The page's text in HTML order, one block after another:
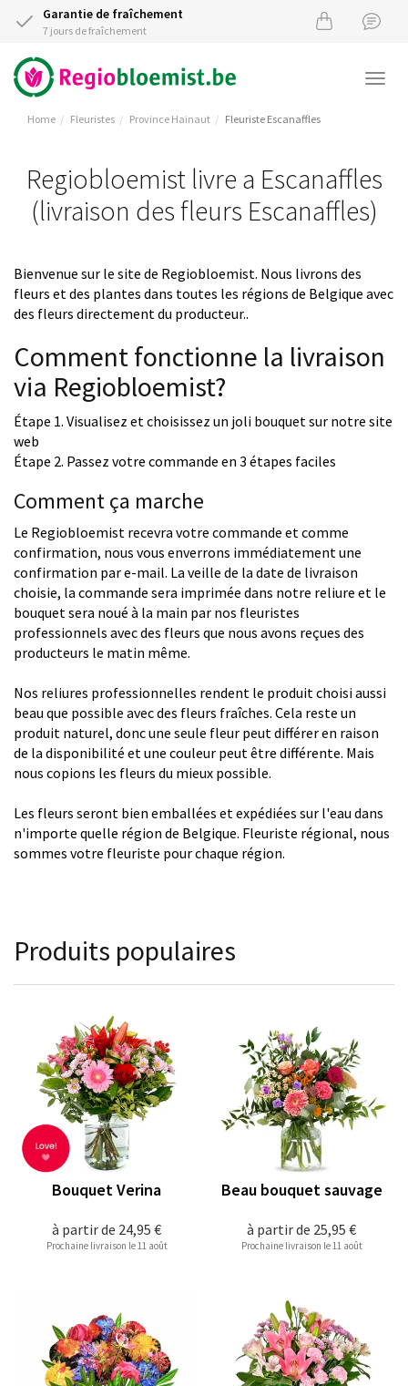
Garantie de fraîchement
7 jours de fraîchement
Home Fleuristes Province Hainaut Fleuriste Escanaffles
Regiobloemist livre a Escanaffles
(livraison des fleurs Escanaffles)
Bienvenue sur le site de Regiobloemist. Nous livrons des
fleurs et des plantes dans toutes les régions de Belgique avec
des fleurs directement du producteur..
Comment fonctionne la livraison
via Regiobloemist?
Étape 1. Visualisez et choisissez un joli bouquet sur notre site
web
Étape 2. Passez votre commande en 3 étapes faciles
Comment ça marche
Le Regiobloemist recevra votre commande et comme
confirmation, nous vous enverrons immédiatement une
confirmation par e-mail. La veille de la date de livraison
choisie, la commande sera imprimée dans notre reliure et le
bouquet sera noué à la main par nos fleuristes
professionnels avec des fleurs que nous avons reçues des
producteurs le matin même.
Nos reliures professionnelles rendent le produit choisi aussi
beau que possible avec des fleurs fraîches. Cela reste un
produit naturel, donc une seule fleur peut différer en raison
de la disponibilité et une couleur peut être différente. Mais
nous copions les fleurs du mieux possible.
Les fleurs seront bien emballées et expédiées sur l'eau dans
n'importe quelle région de Belgique. Fleuriste régional, nous
sommes votre fleuriste pour chaque région.
Produits populaires
à partir de 24,95 €
Bouquet Verina
Prochaine livraison le 11 août
à partir de 25,95 €
Beau bouquet sauvage
Prochaine livraison le 11 août